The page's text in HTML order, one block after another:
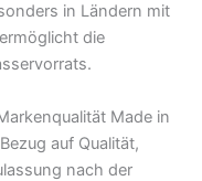
in Ländern mit
die
Made in
auf Qualität,
nach der